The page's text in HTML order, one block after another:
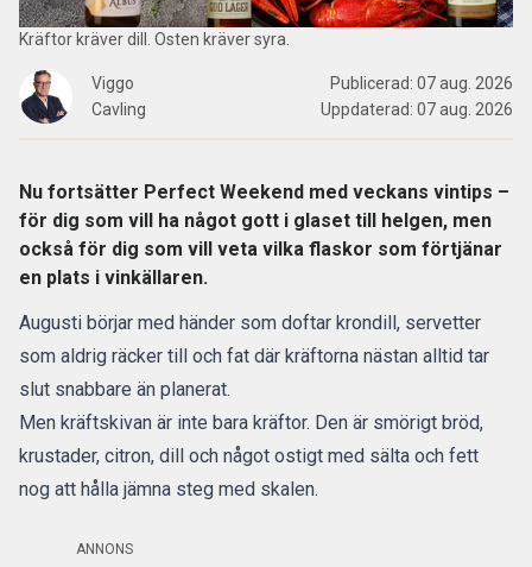
Kräftor kräver dill. Osten kräver syra.
Viggo
Cavling
Publicerad: 07 aug. 2026
Uppdaterad: 07 aug. 2026
Nu fortsätter Perfect Weekend med veckans vintips –
för dig som vill ha något gott i glaset till helgen, men
också för dig som vill veta vilka flaskor som förtjänar
en plats i vinkällaren.
Augusti börjar med händer som doftar krondill, servetter
som aldrig räcker till och fat där kräftorna nästan alltid tar
slut snabbare än planerat.
Men kräftskivan är inte bara kräftor. Den är smörigt bröd,
krustader, citron, dill och något ostigt med sälta och fett
nog att hålla jämna steg med skalen.
ANNONS